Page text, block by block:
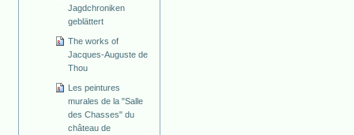
Jagdchroniken
geblättert
The works of
Jacques-Auguste de
Thou
Les peintures
murales de la "Salle
des Chasses" du
château de